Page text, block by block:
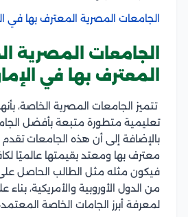
الجامعات المصرية المعترف بها في
الجامعات المصرية
المعترف بها في
تتميز الجامعات المصرية الخاصة،
تعليمية متطورة متبعة بأفضل
بالإضافة إلى أن هذه الجامعات
معترف بها ومعتد بقيمتها عالميًا
فيكون مثله مثل الطالب الحاصل
من الدول الأوروبية والأمريكية،
لمعرفة أبرز الجامات الخاصة